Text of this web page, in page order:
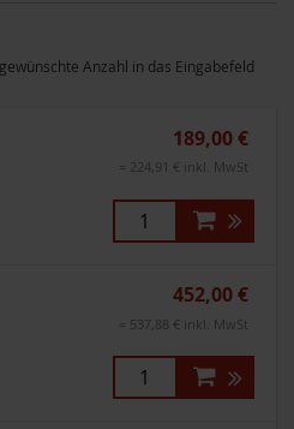
Anzahl in das Eingabefeld
189,00 €
= 224,91 € inkl. MwSt
452,00 €
= 537,88 € inkl. MwSt